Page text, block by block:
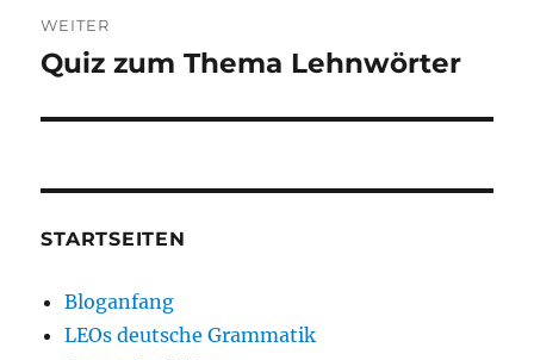
WEITER
Nächster
Quiz zum Thema Lehnwörter
STARTSEITEN
Bloganfang
LEOs deutsche Grammatik